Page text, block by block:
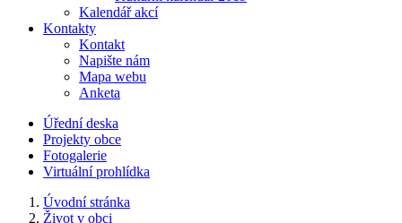
Kalendář akcí
Kontakty
Kontakt
Napište nám
Mapa webu
Anketa
Úřední deska
Projekty obce
Fotogalerie
Virtuální prohlídka
Úvodní stránka
Život v obci